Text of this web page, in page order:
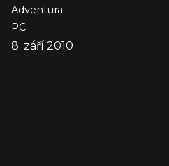
Adventura
PC
8. září 2010